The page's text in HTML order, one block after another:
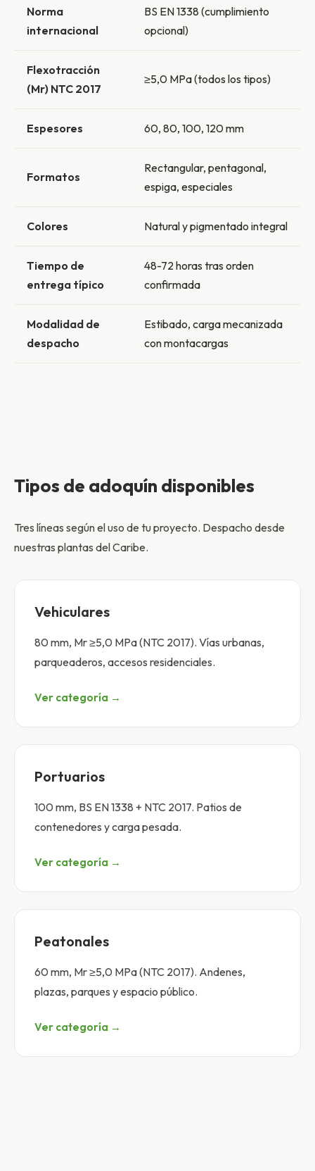
Norma
internacional
BS EN 1338 (cumplimiento
opcional)
Flexotracción
(Mr) NTC 2017
≥5,0 MPa (todos los tipos)
Espesores 60, 80, 100, 120 mm
Formatos
Rectangular, pentagonal,
espiga, especiales
Colores Natural y pigmentado integral
Tiempo de
entrega típico
48-72 horas tras orden
confirmada
Modalidad de
despacho
Estibado, carga mecanizada
con montacargas
Tipos de adoquín disponibles
Tres líneas según el uso de tu proyecto. Despacho desde
nuestras plantas del Caribe.
Vehiculares
80 mm, Mr ≥5,0 MPa (NTC 2017). Vías urbanas,
parqueaderos, accesos residenciales.
Ver categoría →
Portuarios
100 mm, BS EN 1338 + NTC 2017. Patios de
contenedores y carga pesada.
Ver categoría →
Peatonales
60 mm, Mr ≥5,0 MPa (NTC 2017). Andenes,
plazas, parques y espacio público.
Ver categoría →